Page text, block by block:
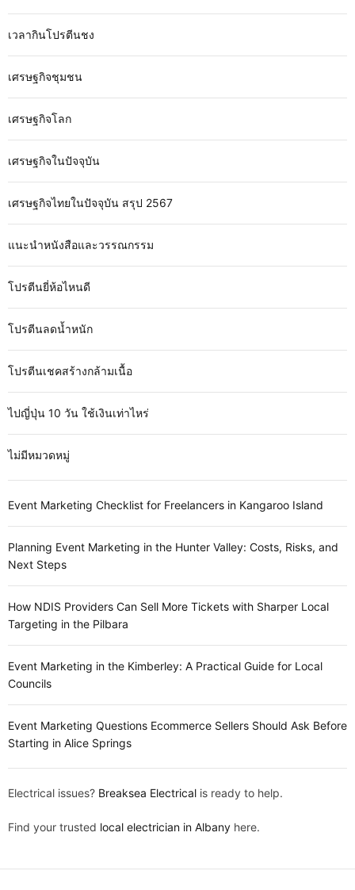
เวลากินโปรตีนชง
เศรษฐกิจชุมชน
เศรษฐกิจโลก
เศรษฐกิจในปัจจุบัน
เศรษฐกิจไทยในปัจจุบัน สรุป 2567
แนะนำหนังสือและวรรณกรรม
โปรตีนยี่ห้อไหนดี
โปรตีนลดน้ำหนัก
โปรตีนเชคสร้างกล้ามเนื้อ
ไปญี่ปุ่น 10 วัน ใช้เงินเท่าไหร่
ไม่มีหมวดหมู่
Event Marketing Checklist for Freelancers in Kangaroo Island
Planning Event Marketing in the Hunter Valley: Costs, Risks, and
Next Steps
How NDIS Providers Can Sell More Tickets with Sharper Local
Targeting in the Pilbara
Event Marketing in the Kimberley: A Practical Guide for Local
Councils
Event Marketing Questions Ecommerce Sellers Should Ask Before
Starting in Alice Springs
Electrical issues? Breaksea Electrical is ready to help.
Find your trusted local electrician in Albany here.